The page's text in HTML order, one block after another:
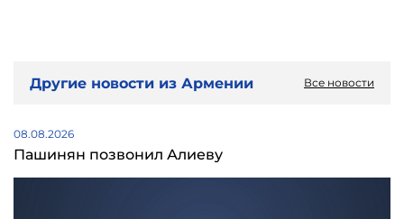
Другие новости из Армении Все новости
08.08.2026
Пашинян позвонил Алиеву